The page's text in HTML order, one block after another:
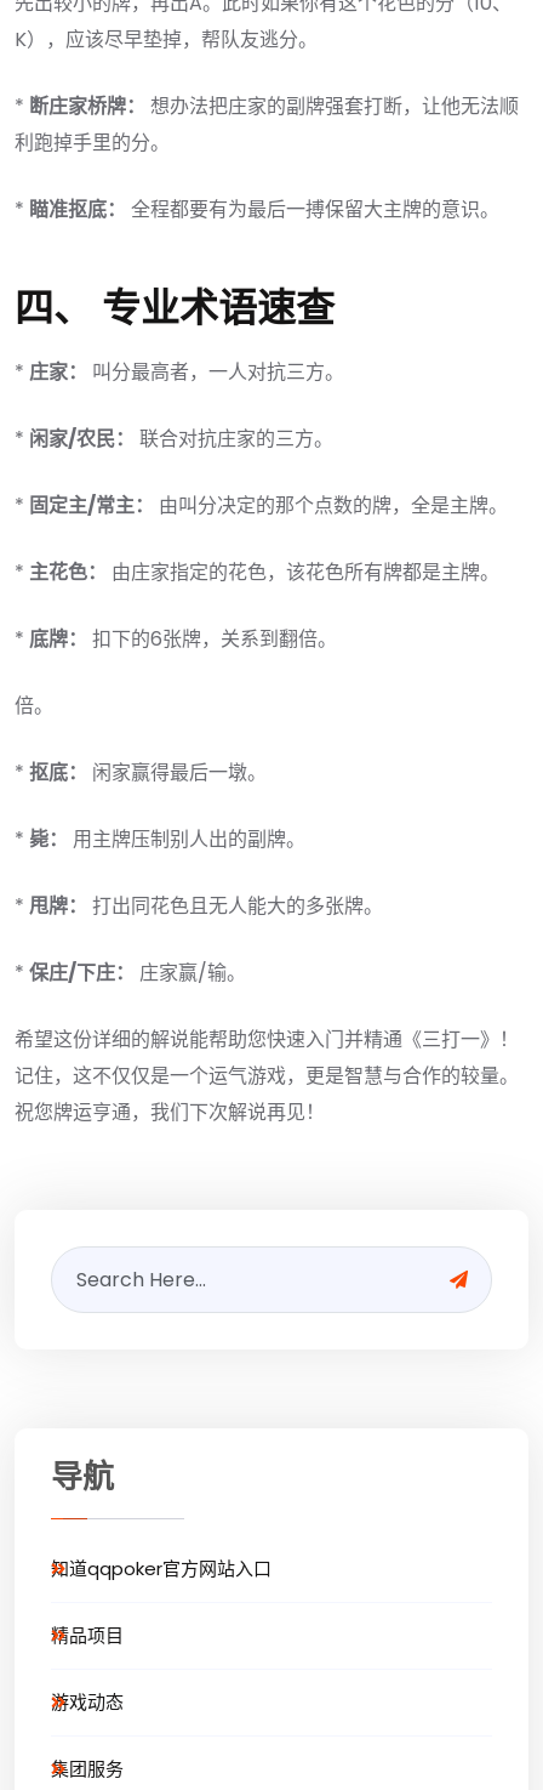
K），应该尽早垫掉，帮队友逃分。
* 断庄家桥牌：
想办法把庄家的副牌强套打断，让他无法顺
利跑掉手里的分。
* 瞄准抠底： 全程都要有为最后一搏保留大主牌的意识。
四、 专业术语速查
* 庄家： 叫分最高者，一人对抗三方。
* 闲家/农民： 联合对抗庄家的三方。
* 固定主/常主： 由叫分决定的那个点数的牌，全是主牌。
* 主花色： 由庄家指定的花色，该花色所有牌都是主牌。
* 底牌： 扣下的6张牌，关系到翻倍。
倍。
* 抠底： 闲家赢得最后一墩。
* 毙： 用主牌压制别人出的副牌。
* 甩牌： 打出同花色且无人能大的多张牌。
* 保庄/下庄： 庄家赢/输。
希望这份详细的解说能帮助您快速入门并精通《三打一》！
记住，这不仅仅是一个运气游戏，更是智慧与合作的较量。
祝您牌运亨通，我们下次解说再见！
导航
知道qqpoker官方网站入口
精品项目
游戏动态
集团服务